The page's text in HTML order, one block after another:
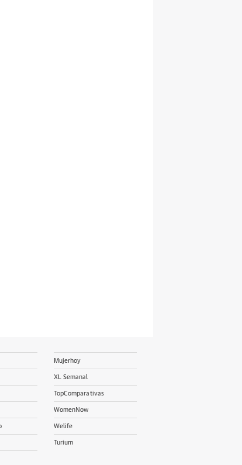
Mujerhoy
XL Semanal
TopComparativas
WomenNow
Welife
Turium